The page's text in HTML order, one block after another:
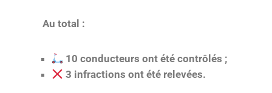
Au total :
10 conducteurs ont été contrôlés ;
3 infractions ont été relevées.